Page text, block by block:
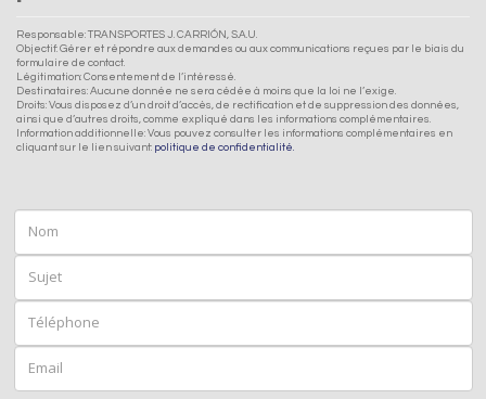
Responsable: TRANSPORTES J. CARRIÓN, S.A.U.
Objectif: Gérer et répondre aux demandes ou aux communications reçues par le biais du
formulaire de contact.
Légitimation: Consentement de l’intéressé.
Destinataires: Aucune donnée ne sera cédée à moins que la loi ne l’exige.
Droits: Vous disposez d’un droit d’accès, de rectification et de suppression des données,
ainsi que d’autres droits, comme expliqué dans les informations complémentaires.
Information additionnelle: Vous pouvez consulter les informations complémentaires en
cliquant sur le lien suivant: politique de confidentialité.
Nom
Sujet
Téléphone
Email